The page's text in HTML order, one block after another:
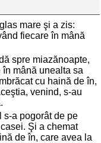
mare şi a zis:
fiecare în mână
spre miazănoapte,
mână unealta sa
cu haină de în,
venind, s-au
s-a pogorât de pe
Şi a chemat
de în, care avea la